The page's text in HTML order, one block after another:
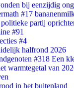
bij eenzijdig
#17
partij
#91
#4
halfrond 2026
#318 Een
warmtegetal van
in het buitenland